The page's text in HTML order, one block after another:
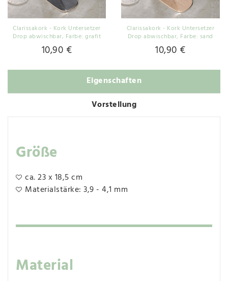
Clarissakork - Kork Untersetzer
Drop abwischbar, Farbe: grafit
10,90 €
Clarissakork - Kork Untersetzer
Drop abwischbar, Farbe: sand
10,90 €
Eigenschaften
Vorstellung
Größe
ca. 23 x 18,5 cm
Materialstärke: 3,9 - 4,1 mm
Material